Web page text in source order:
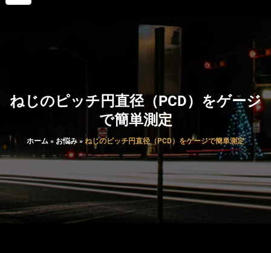
ねじのピッチ円直径（PCD）をゲージ
で簡単測定
ホーム » お悩み » ねじのピッチ円直径（PCD）をゲージで簡単測定